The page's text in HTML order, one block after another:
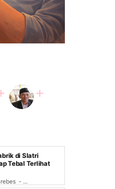
di Slatri
Tebal Terlihat
- ...